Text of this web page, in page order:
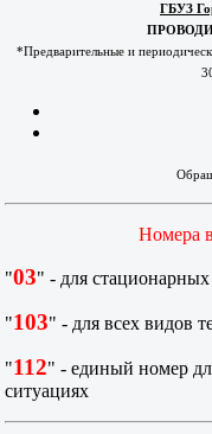
ГБУЗ
*Предварительные и
Номера
"03" - для
"103" - для всех видов
"112" - единый номер
ситуациях